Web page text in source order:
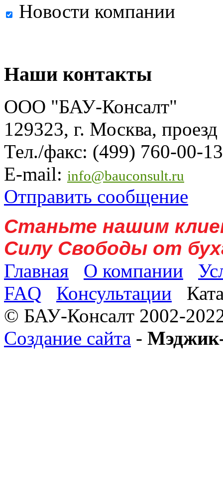
Новости компании
Наши контакты
ООО "БАУ-Консалт"
129323, г. Москва,
Тел./факс: (499) 760-00-
E-mail: info@bauconsult.ru
Отправить сообщение
Станьте нашим
Силу Свободы от
Главная
О компании
FAQ
Консультации
© БАУ-Консалт 2002-
Создание сайта -